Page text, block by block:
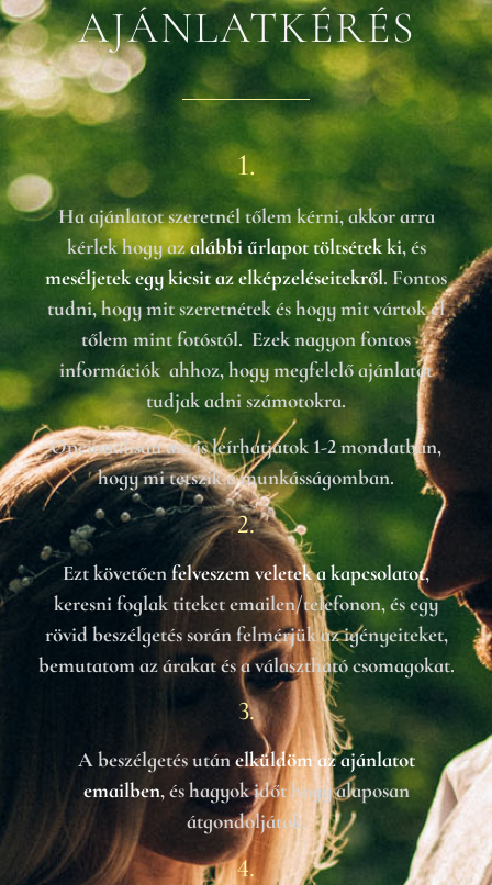
AJÁNLATKÉRÉS
1.
Ha ajánlatot szeretnél tőlem kérni, akkor arra
kérlek hogy azalábbi űrlapot töltsétek ki, és
meséljetek egy kicsit az elképzeléseitekről. Fontos
tudni, hogy mit szeretnétek és hogy mit vártok el
tőlem mint fotóstól. Ezek nagyon fontos
információk ahhoz, hogy megfelelő ajánlatot
tudjak adni számotokra.
Opcionálisan azt is leírhatjátok 1-2 mondatban,
hogy mi tetszik a munkásságomban.
2.
Ezt követőenfelveszem veletek a kapcsolatot,
keresni foglak titeket emailen/telefonon, és egy
rövid beszélgetés során felmérjük az igényeiteket,
bemutatom az árakat és a választható csomagokat.
3.
A beszélgetés utánelküldöm az ajánlatot
emailben, és hagyok időt hogy alaposan
átgondoljátok.
4.